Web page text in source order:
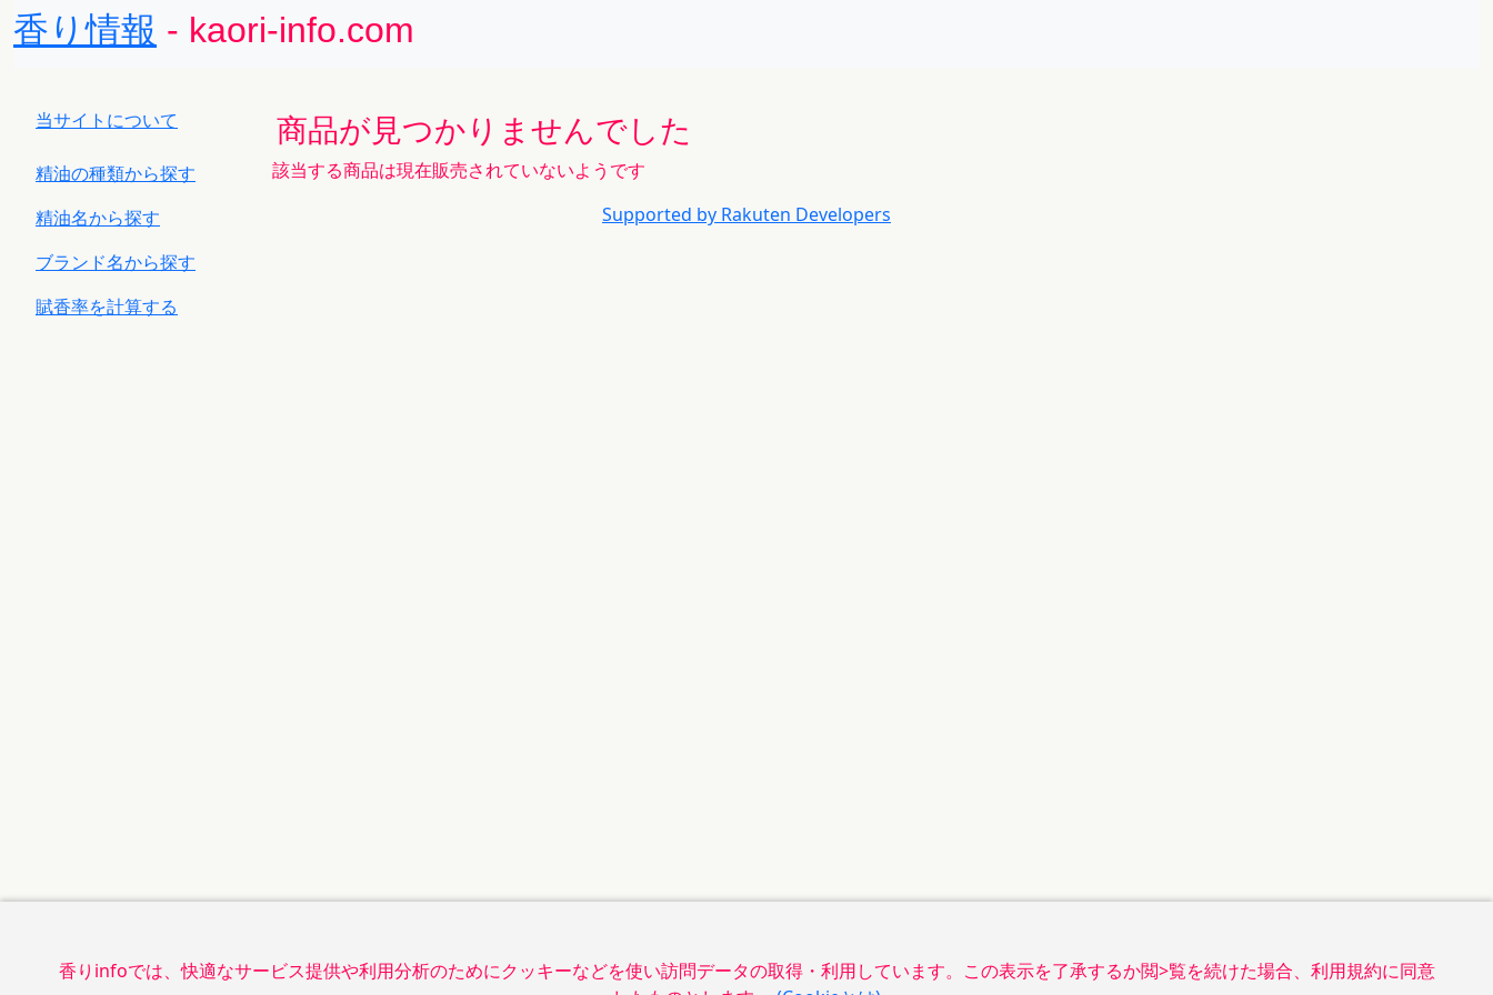
香り情報 - kaori-info.com
当サイトについて
精油の種類から探す
精油名から探す
ブランド名から探す
賦香率を計算する
香りinfoでは、快適なサービス提供や利用分析のためにクッキーなどを使い訪問データの取得・利用しています。この表示を了承するか閲>覧を続けた場合、利用規約に同意
商品が見つかりませんでした
該当する商品は現在販売されていないようです
Supported by Rakuten Developers